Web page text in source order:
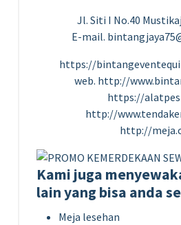
Jl. Siti I No.40
E-mail.
https://
web. http://
https://
http://
http://
Kami juga
lain yang bisa anda
Meja lesehan